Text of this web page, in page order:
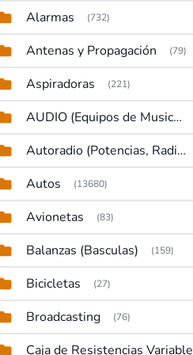
Alarmas (732)
Antenas y Propagación (79)
Aspiradoras (221)
AUDIO (Equipos de Musica, Amplificadores, Reproductores, Etc)
Autoradio (Potencias, Radios y DVD)
Autos (13680)
Avionetas (83)
Balanzas (Basculas) (159)
Bicicletas (27)
Broadcasting (76)
Caja de Resistencias Variable